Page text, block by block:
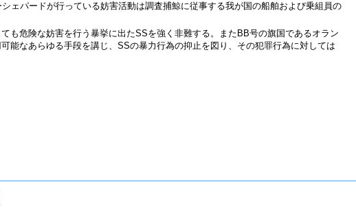
ェパードが行っている妨害活動は調査捕鯨に従事する我が国の船舶および乗組員の
も危険な妨害を行う暴挙に出たSSを強く非難する。またBB号の旗国であるオラン
能なあらゆる手段を講じ、SSの暴力行為の抑止を図り、その犯罪行為に対しては